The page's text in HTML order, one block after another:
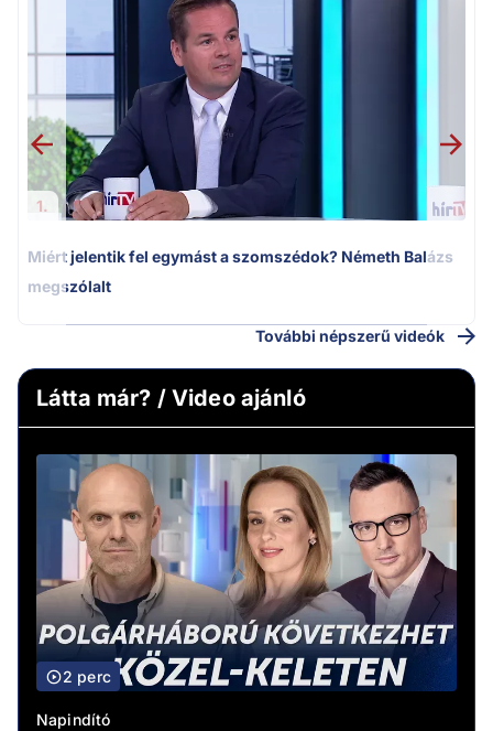
1.
Miért jelentik fel egymást a szomszédok? Németh Balázs
megszólalt
További népszerű videók
Látta már? / Video ajánló
2 perc
Napindító